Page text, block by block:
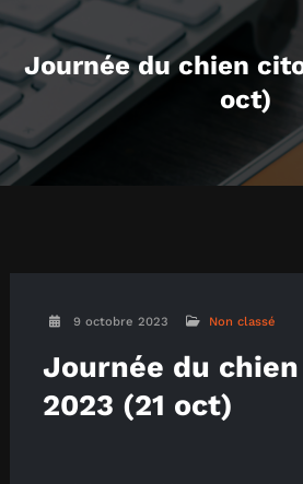
Journée du chien
oct)
9 octobre 2023 Non classé
Journée du
2023 (21 oct)